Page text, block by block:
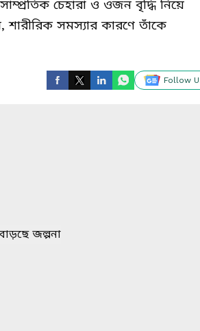
চেহারা ও ওজন বৃদ্ধি নিয়ে
শারীরিক সমস্যার কারণে তাঁকে
Follow